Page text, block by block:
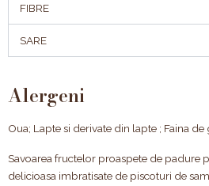
FIBRE
SARE
Alergeni
Oua; Lapte si derivate din lapte ; Faina de
Savoarea fructelor proaspete de padure
delicioasa imbratisate de piscoturi de